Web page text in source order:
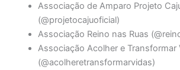
Associação de Amparo Projeto
(@projetocajuoficial)
Associação Reino nas Ruas
Associação Acolher e Transformar
(@acolheretransformarvidas)